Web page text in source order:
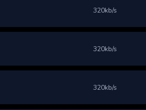
320kb/s
320kb/s
320kb/s